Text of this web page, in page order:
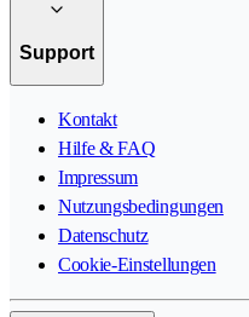
Support
Kontakt
Hilfe & FAQ
Impressum
Nutzungsbedingungen
Datenschutz
Cookie-Einstellungen